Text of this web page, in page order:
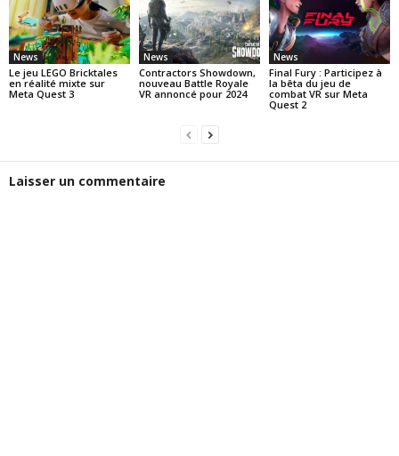
News
Le jeu LEGO Bricktales
en réalité mixte sur
Meta Quest 3
News
Contractors Showdown,
nouveau Battle Royale
VR annoncé pour 2024
News
Final Fury : Participez à
la bêta du jeu de
combat VR sur Meta
Quest 2
Laisser un commentaire